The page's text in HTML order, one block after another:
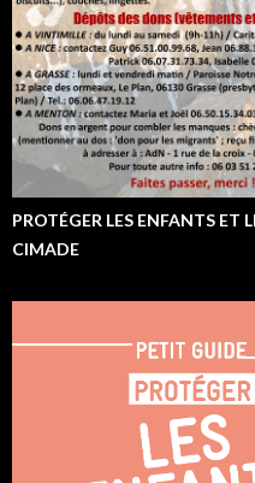
PROTÉGER LES ENFANTS ET
CIMADE